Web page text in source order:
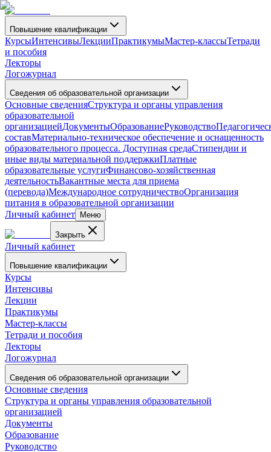
Повышение квалификации
КурсыИнтенсивыЛекцииПрактикумыМастер-классыТетради
и пособия
Лекторы
Логожурнал
Сведения об образовательной организации
Основные сведенияСтруктура и органы управления
образовательной
организациейДокументыОбразованиеРуководство
составМатериально-техническое обеспечение и оснащенность
образовательного процесса. Доступная средаСтипендии и
иные виды материальной поддержкиПлатные
образовательные услугиФинансово-хозяйственная
деятельностьВакантные места для приема
(перевода)Международное сотрудничествоОрганизация
питания в образовательной организации
Личный кабинет
Меню
Закрыть
Личный кабинет
Повышение квалификации
Курсы
Интенсивы
Лекции
Практикумы
Мастер-классы
Тетради и пособия
Лекторы
Логожурнал
Сведения об образовательной организации
Основные сведения
Структура и органы управления образовательной
организацией
Документы
Образование
Руководство